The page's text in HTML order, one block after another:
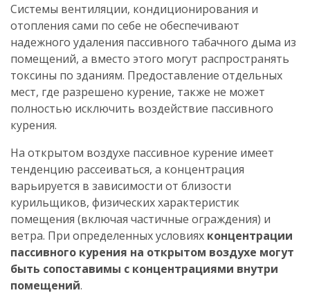
Системы вентиляции, кондиционирования и
отопления сами по себе не обеспечивают
надежного удаления пассивного табачного дыма из
помещений, а вместо этого могут распространять
токсины по зданиям. Предоставление отдельных
мест, где разрешено курение, также не может
полностью исключить воздействие пассивного
курения.
На открытом воздухе пассивное курение имеет
тенденцию рассеиваться, а концентрация
варьируется в зависимости от близости
курильщиков, физических характеристик
помещения (включая частичные ограждения) и
ветра. При определенных условиях концентрации
пассивного курения на открытом воздухе могут
быть сопоставимы с концентрациями внутри
помещений.